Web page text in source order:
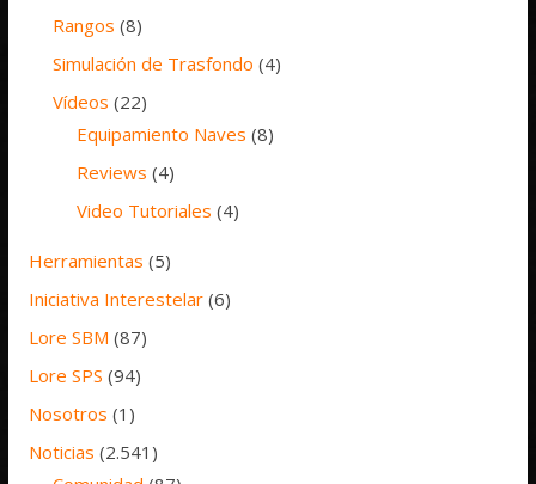
Rangos (8)
Simulación de Trasfondo (4)
Vídeos (22)
Equipamiento Naves (8)
Reviews (4)
Video Tutoriales (4)
Herramientas (5)
Iniciativa Interestelar (6)
Lore SBM (87)
Lore SPS (94)
Nosotros (1)
Noticias (2.541)